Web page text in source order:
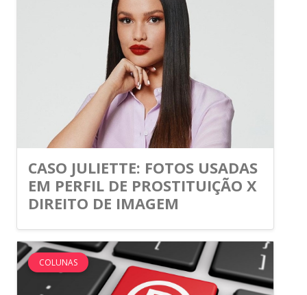
CASO JULIETTE: FOTOS USADAS
EM PERFIL DE PROSTITUIÇÃO X
DIREITO DE IMAGEM
COLUNAS